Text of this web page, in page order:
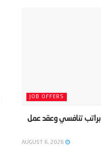
JOB OFFERS
‫فرصة عمل سائق شاحنة في كندا 2026 براتب تنافسي وعقد عمل